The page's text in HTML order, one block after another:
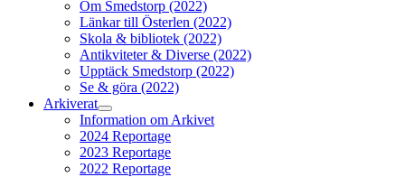
Om Smedstorp (2022)
Länkar till Österlen (2022)
Skola & bibliotek (2022)
Antikviteter & Diverse (2022)
Upptäck Smedstorp (2022)
Se & göra (2022)
Arkiverat
Information om Arkivet
2024 Reportage
2023 Reportage
2022 Reportage